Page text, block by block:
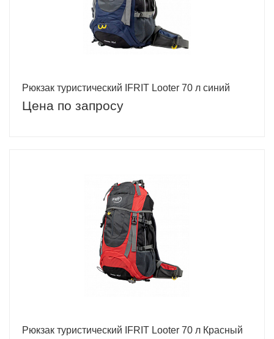
Рюкзак туристический IFRIT Looter 70 л синий
Цена по запросу
Рюкзак туристический IFRIT Looter 70 л Красный